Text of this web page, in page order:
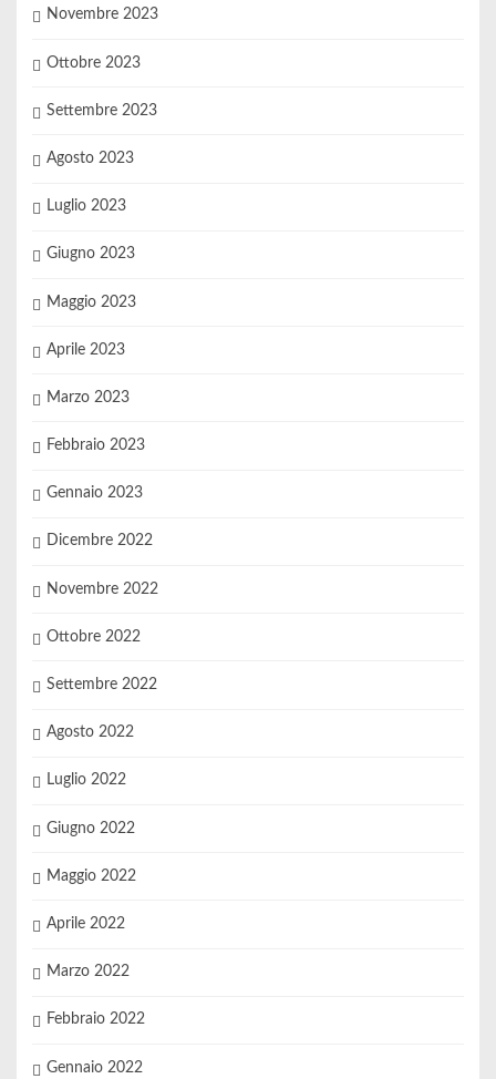
Novembre 2023
Ottobre 2023
Settembre 2023
Agosto 2023
Luglio 2023
Giugno 2023
Maggio 2023
Aprile 2023
Marzo 2023
Febbraio 2023
Gennaio 2023
Dicembre 2022
Novembre 2022
Ottobre 2022
Settembre 2022
Agosto 2022
Luglio 2022
Giugno 2022
Maggio 2022
Aprile 2022
Marzo 2022
Febbraio 2022
Gennaio 2022